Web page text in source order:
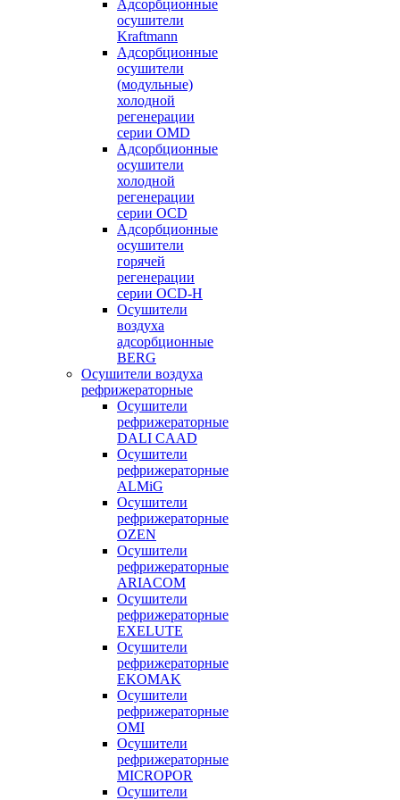
Адсорбционные
осушители
Kraftmann
Адсорбционные
осушители
(модульные)
холодной
регенерации
серии OMD
Адсорбционные
осушители
холодной
регенерации
серии OCD
Адсорбционные
осушители
горячей
регенерации
серии OСD-H
Осушители
воздуха
адсорбционные
BERG
Осушители воздуха
рефрижераторные
Осушители
рефрижераторные
DALI CAAD
Осушители
рефрижераторные
ALMiG
Осушители
рефрижераторные
OZEN
Осушители
рефрижераторные
ARIACOM
Осушители
рефрижераторные
EXELUTE
Осушители
рефрижераторные
EKOMAK
Осушители
рефрижераторные
OMI
Осушители
рефрижераторные
MICROPOR
Осушители